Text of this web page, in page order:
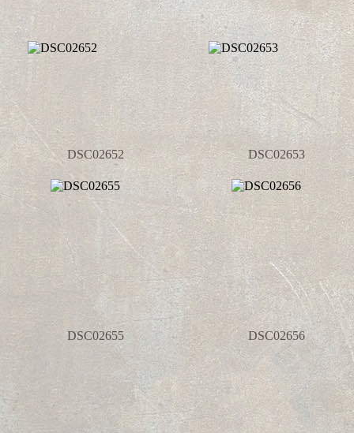
DSC02652 DSC02653
DSC02655 DSC02656